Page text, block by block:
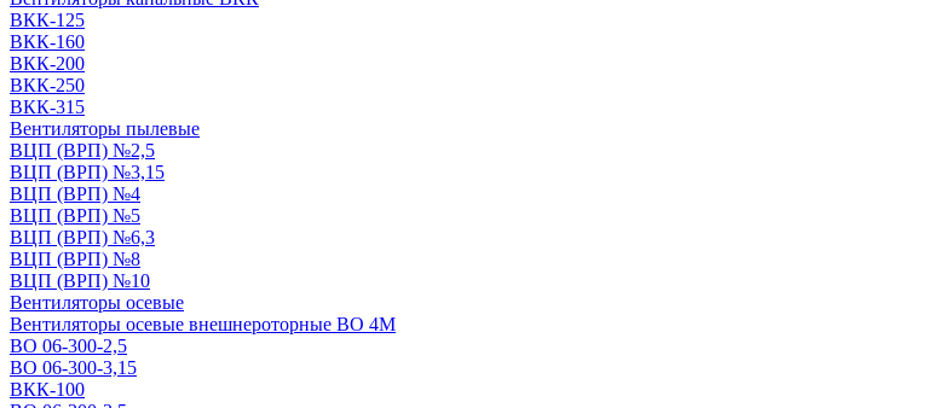
ВКК-125
ВКК-160
ВКК-200
ВКК-250
ВКК-315
Вентиляторы пылевые
ВЦП (ВРП) №2,5
ВЦП (ВРП) №3,15
ВЦП (ВРП) №4
ВЦП (ВРП) №5
ВЦП (ВРП) №6,3
ВЦП (ВРП) №8
ВЦП (ВРП) №10
Вентиляторы осевые
Вентиляторы осевые внешнероторные ВО 4М
ВО 06-300-2,5
ВО 06-300-3,15
ВКК-100